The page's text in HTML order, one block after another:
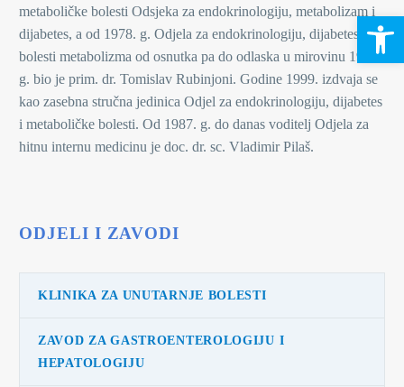
metaboličke bolesti Odsjeka za endokrinologiju, metabolizam i
dijabetes, a od 1978. g. Odjela za endokrinologiju, dijabetes i
bolesti metabolizma od osnutka pa do odlaska u mirovinu 1987.
g. bio je prim. dr. Tomislav Rubinjoni. Godine 1999. izdvaja se
kao zasebna stručna jedinica Odjel za endokrinologiju, dijabetes
i metaboličke bolesti. Od 1987. g. do danas voditelj Odjela za
hitnu internu medicinu je doc. dr. sc. Vladimir Pilaš.
ODJELI I ZAVODI
KLINIKA ZA UNUTARNJE BOLESTI
ZAVOD ZA GASTROENTEROLOGIJU I
HEPATOLOGIJU